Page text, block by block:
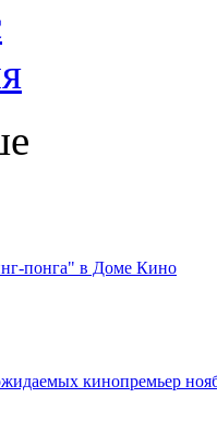
понга" в Доме Кино
кинопремьер